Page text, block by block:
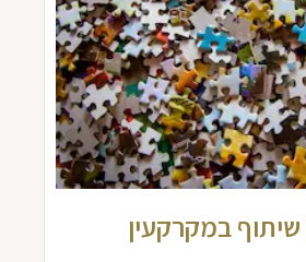
שיתוף במקרקעין